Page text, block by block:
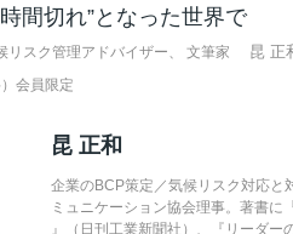
間切れ”となった世界で
リスク管理アドバイザー、 文筆家 昆 正
会員限定
昆 正和
企業のBCP策定／気候リスク対応と
ミュニケーション協会理事。著書
』（日刊工業新聞社）、『リーダー